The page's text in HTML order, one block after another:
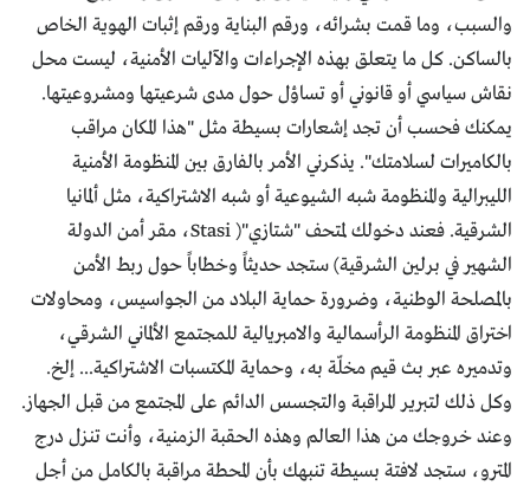
والسبب، وما قمت بشرائه، ورقم البناية ورقم إثبات الهوية الخاص
بالساكن. كل ما يتعلق بهذه الإجراءات والآليات الأمنية، ليست محل
نقاش سياسي أو قانوني أو تساؤل حول مدى شرعيتها ومشروعيتها.
يمكنك فحسب أن تجد إشعارات بسيطة مثل "هذا المكان مراقب
بالكاميرات لسلامتك". يذكرني الأمر بالفارق بين المنظومة الأمنية
الليبرالية والمنظومة شبه الشيوعية أو شبه الاشتراكية، مثل ألمانيا
الشرقية. فعند دخولك لمتحف "شتازي"( Stasi، مقر أمن الدولة
الشهير في برلين الشرقية) ستجد حديثاً وخطاباً حول ربط الأمن
بالمصلحة الوطنية، وضرورة حماية البلاد من الجواسيس، ومحاولات
اختراق المنظومة الرأسمالية والامبريالية للمجتمع الألماني الشرقي،
وتدميره عبر بث قيم مخلّة به، وحماية المكتسبات الاشتراكية... إلخ.
وكل ذلك لتبرير المراقبة والتجسس الدائم على المجتمع من قبل الجهاز.
وعند خروجك من هذا العالم وهذه الحقبة الزمنية، وأنت تنزل درج
المترو، ستجد لافتة بسيطة تنبهك بأن المحطة مراقبة بالكامل من أجل